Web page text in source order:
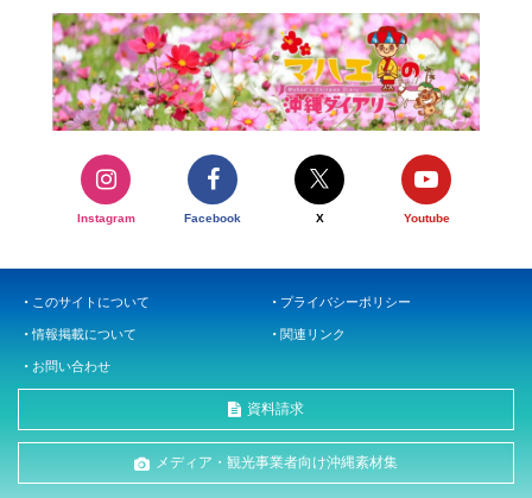
Instagram Facebook X Youtube
このサイトについて プライバシーポリシー
情報掲載について 関連リンク
お問い合わせ
資料請求
メディア・観光事業者向け沖縄素材集